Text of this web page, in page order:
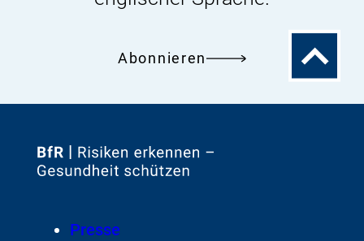
Abonnieren
Zum
Zur
FooterPresse